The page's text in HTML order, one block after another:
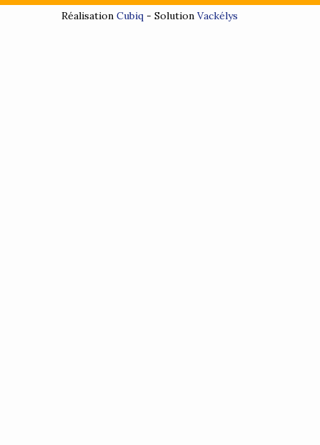
Réalisation Cubiq- Solution Vackélys